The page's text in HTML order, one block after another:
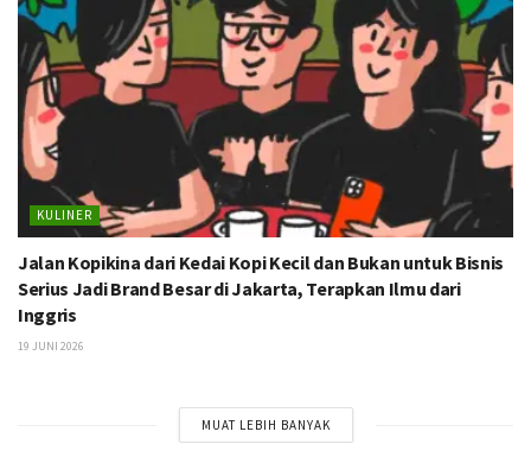
KULINER
Jalan Kopikina dari Kedai Kopi Kecil dan Bukan untuk Bisnis
Serius Jadi Brand Besar di Jakarta, Terapkan Ilmu dari
Inggris
19 JUNI 2026
MUAT LEBIH BANYAK